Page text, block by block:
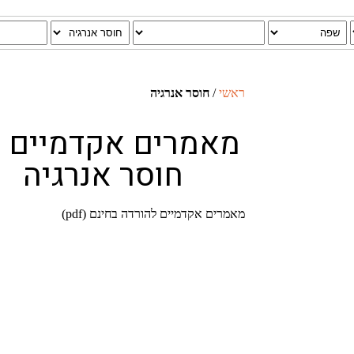
ראשי/ חוסר אנרגיה
מאמרים אקדמיים
חוסר אנרגיה
מאמרים אקדמיים להורדה בחינם (pdf)